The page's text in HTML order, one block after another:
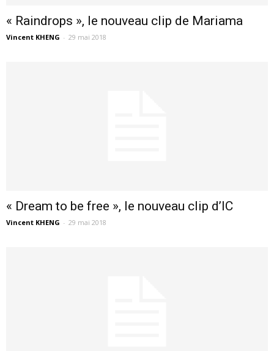
« Raindrops », le nouveau clip de Mariama
Vincent KHENG - 29 mai 2018
« Dream to be free », le nouveau clip d’IC
Vincent KHENG - 29 mai 2018